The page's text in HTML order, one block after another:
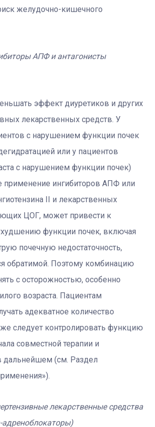
желудочно-кишечного
АПФ и антагонисты
эффект диуретиков и других
лекарственных средств. У
с нарушением функции почек
или у пациентов
с нарушением функции почек)
применение ингибиторов АПФ или
II и лекарственных
ЦОГ, может привести к
функции почек, включая
почечную недостаточность,
обратимой. Поэтому комбинацию
с осторожностью, особенно
возраста. Пациентам
адекватное количество
следует контролировать функцию
совместной терапии и
дальнейшем (см. Раздел
лекарственные средства
адреноблокаторы)